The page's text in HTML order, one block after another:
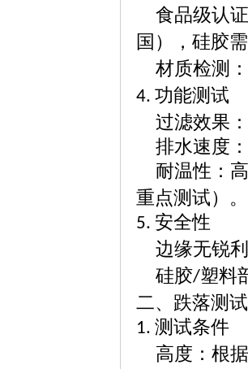
食品级认
国），硅胶
材质检测
4. 功能测试
过滤效果
排水速度
耐温性：
重点测试）
5. 安全性
边缘无锐
硅胶/塑料
二、跌落测
1. 测试条件
高度：根